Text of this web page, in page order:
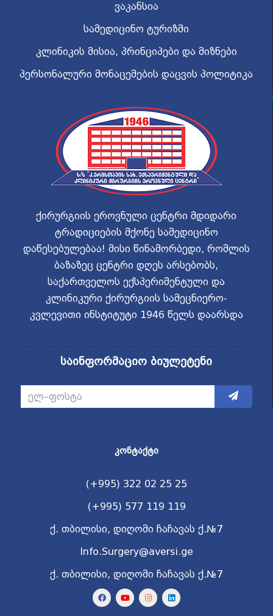
ვაკანსია
სამედიცინო ტურიზმი
კლინიკის მისია, პრინციპები და მიზნები
პერსონალური მონაცემების დაცვის პოლიტიკა
ქირურგიის ეროვნული ცენტრი მდიდარი
ტრადიციების მქონე სამედიცინო
დაწესებულებაა! მისი წინამორბედი, რომლის
ბაზაზეც ცენტრი დღეს არსებობს,
საქართველოს ექსპერიმენტული და
კლინიკური ქირურგიის სამეცნიერო-
კვლევითი ინსტიტუტი 1946 წელს დაარსდა
საინფორმაციო ბიულეტენი
ᲙᲝᲜᲢᲐᲥᲢᲘ
(+995) 322 02 25 25
(+995) 577 119 119
ქ. თბილისი, დიღომი ჩაჩავას ქ.№7
Info.Surgery@aversi.ge
ქ. თბილისი, დიღომი ჩაჩავას ქ.№7